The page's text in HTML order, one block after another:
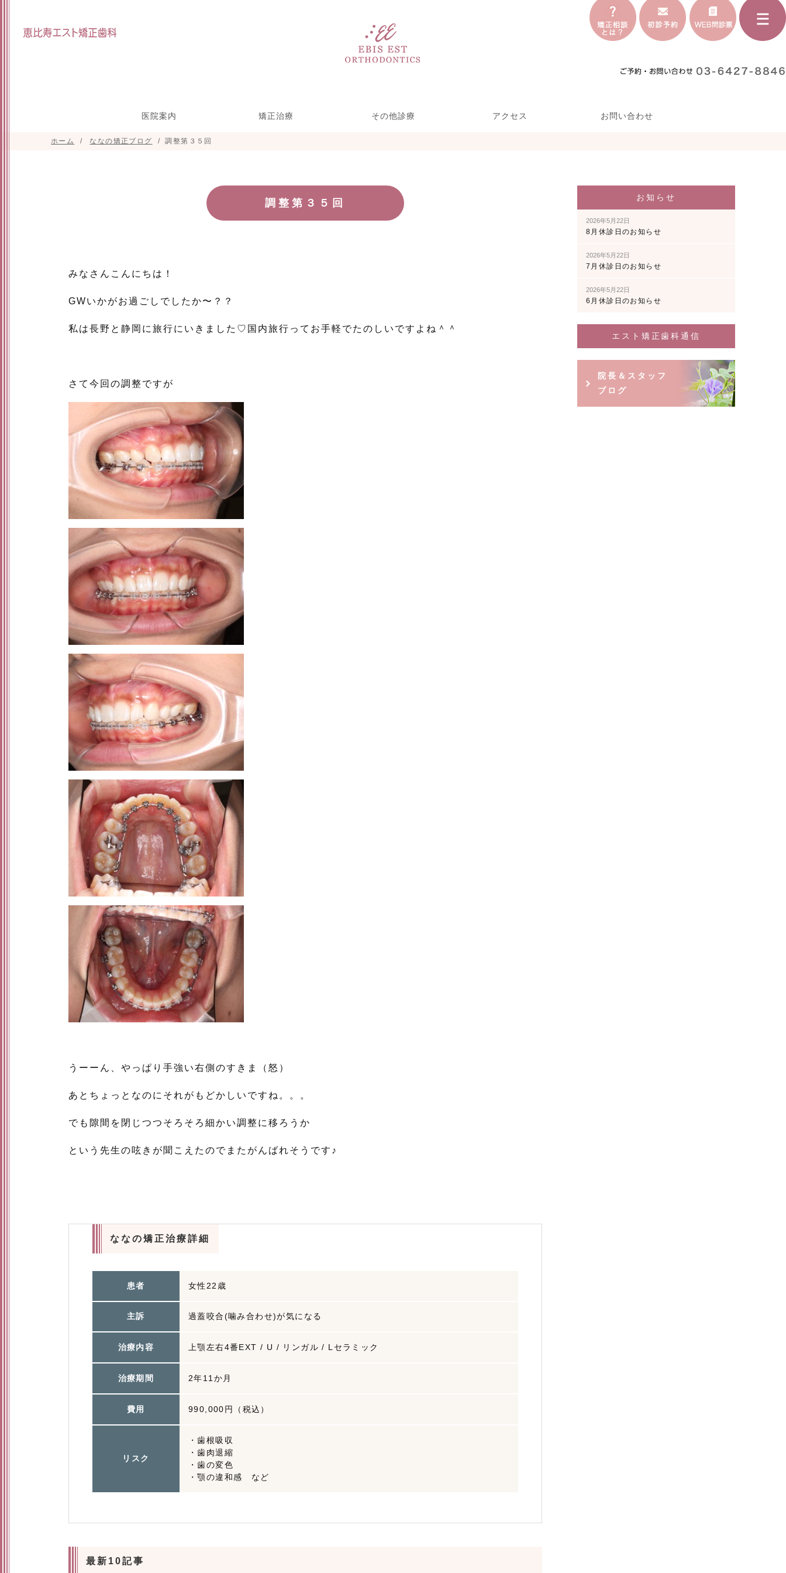
医院案内
スタッフ紹介
院長インタビュー
施設紹介
研修参加実績
矯正治療 その他診療 アクセス お問い合わせ
ホーム ななの矯正ブログ 調整第３５回
調整第３５回
みなさんこんにちは！
GWいかがお過ごしでしたか〜？？
私は長野と静岡に旅行にいきました♡国内旅行ってお手軽でたのしいですよね＾＾
さて今回の調整ですが
うーーん、やっぱり手強い右側のすきま（怒）
あとちょっとなのにそれがもどかしいですね。。。
でも隙間を閉じつつそろそろ細かい調整に移ろうか
という先生の呟きが聞こえたのでまたがんばれそうです♪
ななの矯正治療詳細
患者 女性22歳
主訴 過蓋咬合(噛み合わせ)が気になる
治療内容 上顎左右4番EXT / U / リンガル / Lセラミック
治療期間 2年11か月
費用 990,000円（税込）
リスク
・歯根吸収
・歯肉退縮
・歯の変色
・顎の違和感 など
最新10記事
お知らせ
2026年5月22日
8月休診日のお知らせ
2026年5月22日
7月休診日のお知らせ
2026年5月22日
6月休診日のお知らせ
エスト矯正歯科通信
院長＆スタッフ
ブログ